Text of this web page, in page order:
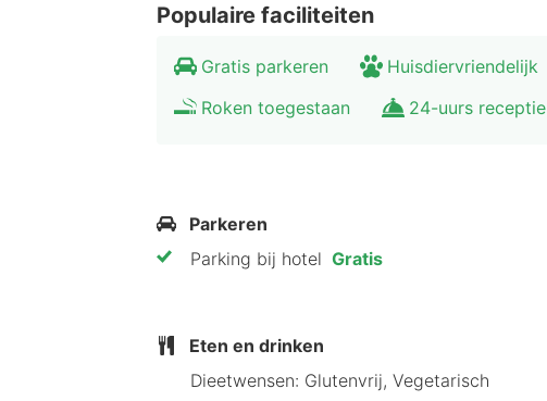
Populaire faciliteiten
Gratis parkeren Huisdiervriendelijk
Roken toegestaan
24-uurs receptie
Parkeren
Parking bij hotel Gratis
Eten en drinken
Dieetwensen: Glutenvrij, Vegetarisch